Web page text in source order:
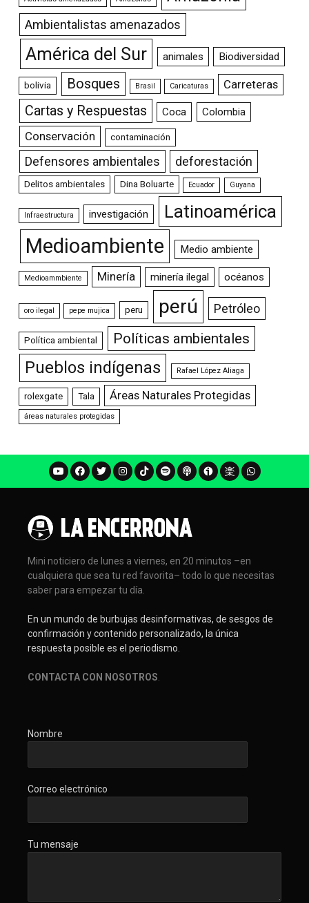
Ambientalistas amenazados
América del Sur animales Biodiversidad
bolivia Bosques Brasil Caricaturas Carreteras
Cartas y Respuestas Coca Colombia
Conservación contaminación
Defensores ambientales deforestación
Delitos ambientales Dina Boluarte Ecuador Guyana
Infraestructura investigación Latinoamérica
Medioambiente Medio ambiente
Medioammbiente Minería minería ilegal océanos
oro ilegal pepe mujica peru perú Petróleo
Política ambiental Políticas ambientales
Pueblos indígenas Rafael López Aliaga
rolexgate Tala Áreas Naturales Protegidas
áreas naturales protegidas
Mini noticiero de lunes a viernes, en 20 minutos –en
cualquiera que sea tu red favorita– todo lo que necesitas
saber para empezar tu día.
En un mundo de burbujas desinformativas, de sesgos de
confirmación y contenido personalizado, la única
respuesta posible es el periodismo.
CONTACTA CON NOSOTROS.
Nombre
Correo electrónico
Tu mensaje